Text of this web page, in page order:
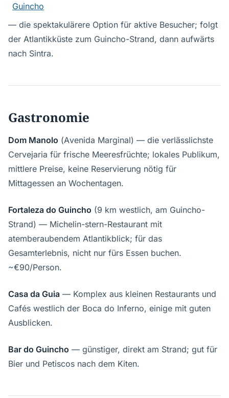
Guincho
— die spektakulärere Option für aktive Besucher; folgt
der Atlantikküste zum Guincho-Strand, dann aufwärts
nach Sintra.
Gastronomie
Dom Manolo (Avenida Marginal) — die verlässlichste
Cervejaria für frische Meeresfrüchte; lokales Publikum,
mittlere Preise, keine Reservierung nötig für
Mittagessen an Wochentagen.
Fortaleza do Guincho (9 km westlich, am Guincho-
Strand) — Michelin-stern-Restaurant mit
atemberaubendem Atlantikblick; für das
Gesamterlebnis, nicht nur fürs Essen buchen.
~€90/Person.
Casa da Guia — Komplex aus kleinen Restaurants und
Cafés westlich der Boca do Inferno, einige mit guten
Ausblicken.
Bar do Guincho — günstiger, direkt am Strand; gut für
Bier und Petiscos nach dem Kiten.